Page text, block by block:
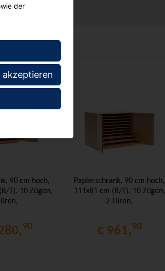
90 cm hoch,
T), 10 Zügen,
90
Papierschrank, 90 cm hoch,
111x81 cm (B/T), 10 Zügen,
2 Türen,
€ 961,90
der
akzeptieren